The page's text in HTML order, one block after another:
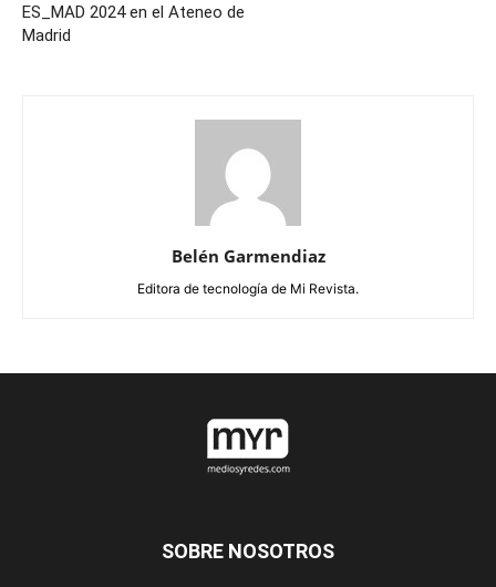
ES_MAD 2024 en el Ateneo de
Madrid
Belén Garmendiaz
Editora de tecnología de Mi Revista.
SOBRE NOSOTROS